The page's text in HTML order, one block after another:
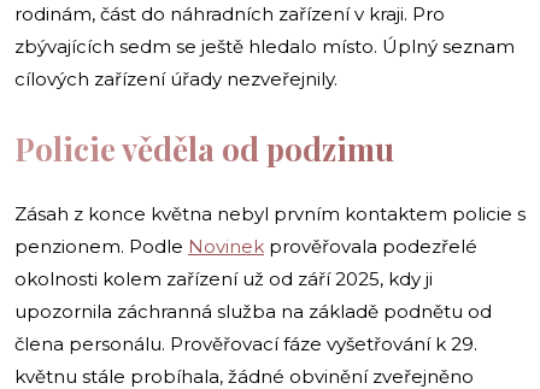
rodinám, část do náhradních zařízení v kraji. Pro
zbývajících sedm se ještě hledalo místo. Úplný seznam
cílových zařízení úřady nezveřejnily.
Policie věděla od podzimu
Zásah z konce května nebyl prvním kontaktem policie s
penzionem. Podle Novinek prověřovala podezřelé
okolnosti kolem zařízení už od září 2025, kdy ji
upozornila záchranná služba na základě podnětu od
člena personálu. Prověřovací fáze vyšetřování k 29.
květnu stále probíhala, žádné obvinění zveřejněno